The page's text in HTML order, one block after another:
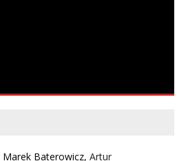
Marek Baterowicz, Artur